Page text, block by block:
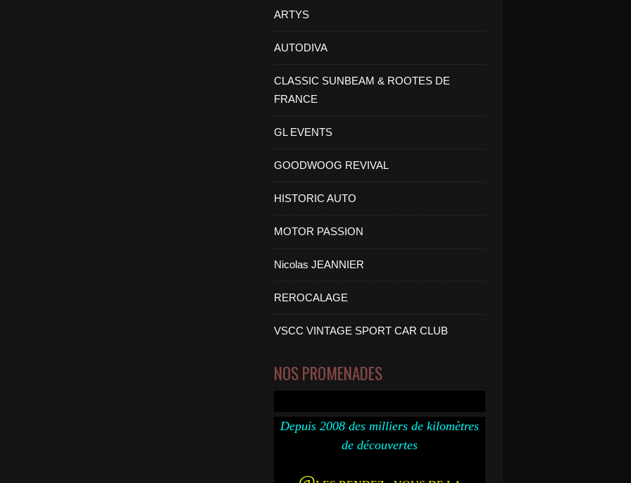
ARTYS
AUTODIVA
CLASSIC SUNBEAM & ROOTES DE
FRANCE
GL EVENTS
GOODWOOG REVIVAL
HISTORIC AUTO
MOTOR PASSION
Nicolas JEANNIER
REROCALAGE
VSCC VINTAGE SPORT CAR CLUB
NOS PROMENADES
Depuis 2008 des milliers de kilomètres
de découvertes